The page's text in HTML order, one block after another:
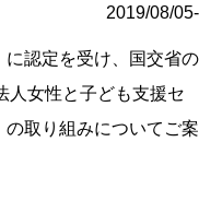
2019/08/05-
認定を受け、国交省の
人女性と子ども支援セ
取り組みについてご案